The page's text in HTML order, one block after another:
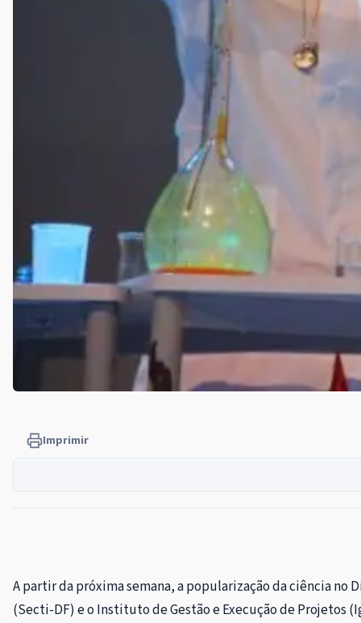
Imprimir
A partir da próxima semana, a popularização da ciência no
(Secti-DF) e o Instituto de Gestão e Execução de Projetos